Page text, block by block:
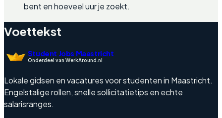
bent en hoeveel uur je zoekt.
Voettekst
Student Jobs Maastricht
Onderdeel van WerkAround.nl
Lokale gidsen en vacatures voor studenten in Maastricht.
Engelstalige rollen, snelle sollicitatietips en echte
salarisranges.